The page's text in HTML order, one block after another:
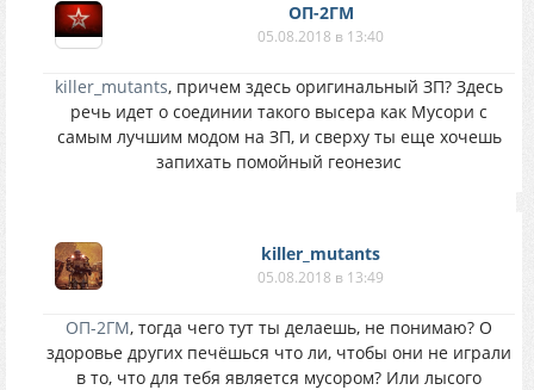
ОП-2ГМ
05.08.2018 в 13:40
killer_mutants, причем здесь оригинальный ЗП? Здесь
речь идет о соединии такого высера как Мусори с
самым лучшим модом на ЗП, и сверху ты еще хочешь
запихать помойный геонезис
killer_mutants
05.08.2018 в 13:49
ОП-2ГМ, тогда чего тут ты делаешь, не понимаю? О
здоровье других печёшься что ли, чтобы они не играли
в то, что для тебя является мусором? Или лысого